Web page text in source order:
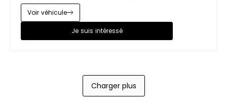
Je suis intéressé
Voir véhicule
Charger plus